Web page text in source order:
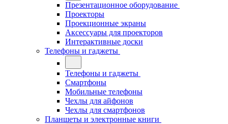
Презентационное оборудование
Проекторы
Проекционные экраны
Аксессуары для проекторов
Интерактивные доски
Телефоны и гаджеты
Телефоны и гаджеты
Смартфоны
Мобильные телефоны
Чехлы для айфонов
Чехлы для смартфонов
Планшеты и электронные книги